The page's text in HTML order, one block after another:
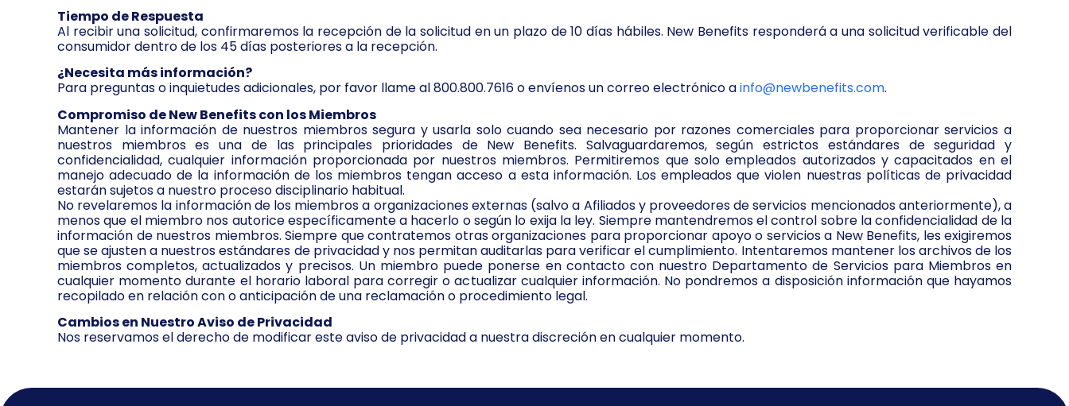
Tiempo de Respuesta
Al recibir una solicitud, confirmaremos la recepción de la solicitud en un plazo de 10 días hábiles. New Benefits responderá a una solicitud verificable del
consumidor dentro de los 45 días posteriores a la recepción.
¿Necesita más información?
Para preguntas o inquietudes adicionales, por favor llame al 800.800.7616 o envíenos un correo electrónico ainfo@newbenefits.com.
Compromiso de New Benefits con los Miembros
Mantener la información de nuestros miembros segura y usarla solo cuando sea necesario por razones comerciales para proporcionar servicios a
nuestros miembros es una de las principales prioridades de New Benefits. Salvaguardaremos, según estrictos estándares de seguridad y
confidencialidad, cualquier información proporcionada por nuestros miembros. Permitiremos que solo empleados autorizados y capacitados en el
manejo adecuado de la información de los miembros tengan acceso a esta información. Los empleados que violen nuestras políticas de privacidad
estarán sujetos a nuestro proceso disciplinario habitual.
No revelaremos la información de los miembros a organizaciones externas (salvo a Afiliados y proveedores de servicios mencionados anteriormente), a
menos que el miembro nos autorice específicamente a hacerlo o según lo exija la ley. Siempre mantendremos el control sobre la confidencialidad de la
información de nuestros miembros. Siempre que contratemos otras organizaciones para proporcionar apoyo o servicios a New Benefits, les exigiremos
que se ajusten a nuestros estándares de privacidad y nos permitan auditarlas para verificar el cumplimiento. Intentaremos mantener los archivos de los
miembros completos, actualizados y precisos. Un miembro puede ponerse en contacto con nuestro Departamento de Servicios para Miembros en
cualquier momento durante el horario laboral para corregir o actualizar cualquier información. No pondremos a disposición información que hayamos
recopilado en relación con o anticipación de una reclamación o procedimiento legal.
Cambios en Nuestro Aviso de Privacidad
Nos reservamos el derecho de modificar este aviso de privacidad a nuestra discreción en cualquier momento.